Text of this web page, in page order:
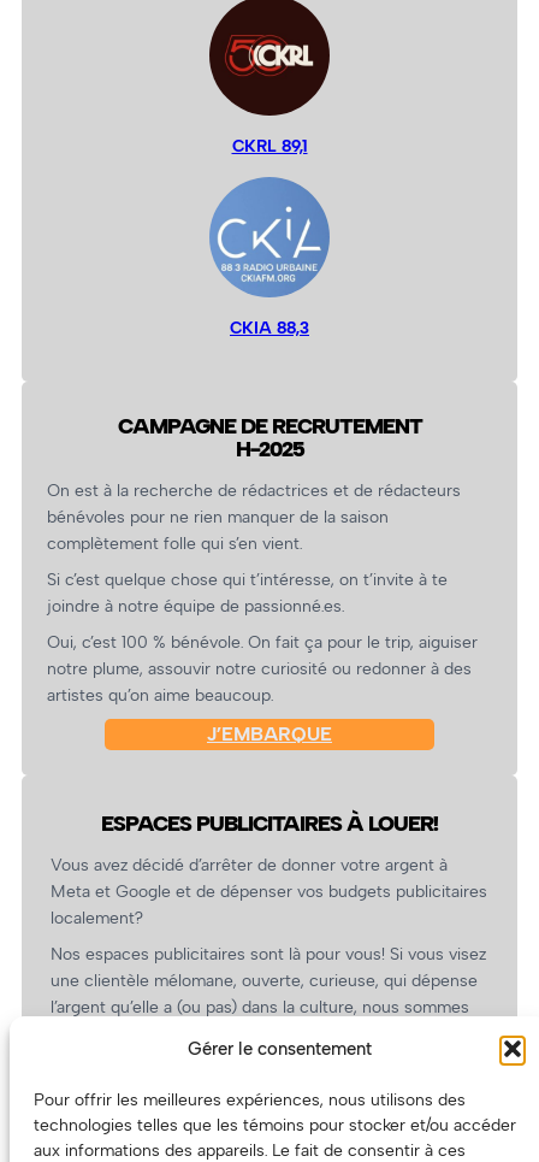
Gérer le consentement
Pour offrir les meilleures expériences, nous utilisons des
technologies telles que les témoins pour stocker et/ou accéder
aux informations des appareils. Le fait de consentir à ces
CKRL 89,1
CKIA 88,3
CAMPAGNE DE RECRUTEMENT
H-2025
On est à la recherche de rédactrices et de rédacteurs
bénévoles pour ne rien manquer de la saison
complètement folle qui s’en vient.
Si c’est quelque chose qui t’intéresse, on t’invite à te
joindre à notre équipe de passionné.es.
Oui, c’est 100 % bénévole. On fait ça pour le trip, aiguiser
notre plume, assouvir notre curiosité ou redonner à des
artistes qu’on aime beaucoup.
J’EMBARQUE
ESPACES PUBLICITAIRES À LOUER!
Vous avez décidé d’arrêter de donner votre argent à
Meta et Google et de dépenser vos budgets publicitaires
localement?
Nos espaces publicitaires sont là pour vous! Si vous visez
une clientèle mélomane, ouverte, curieuse, qui dépense
l’argent qu’elle a (ou pas) dans la culture, nous sommes
revient.
(Oui, on va avoir des tarifs spéciaux pour vous, les